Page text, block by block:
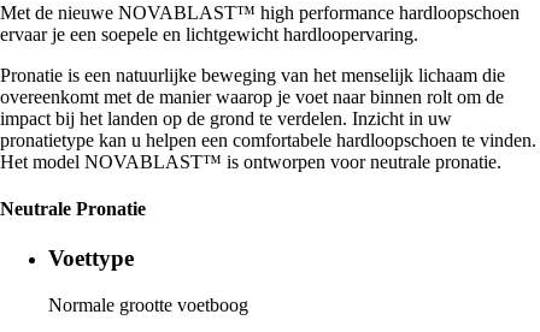
Met de nieuwe NOVABLAST™ high performance hardloopschoen
ervaar je een soepele en lichtgewicht hardloopervaring.
Pronatie is een natuurlijke beweging van het menselijk lichaam die
overeenkomt met de manier waarop je voet naar binnen rolt om de
impact bij het landen op de grond te verdelen. Inzicht in uw
pronatietype kan u helpen een comfortabele hardloopschoen te vinden.
Het model NOVABLAST™ is ontworpen voor neutrale pronatie.
Neutrale Pronatie
Voettype
Normale grootte voetboog